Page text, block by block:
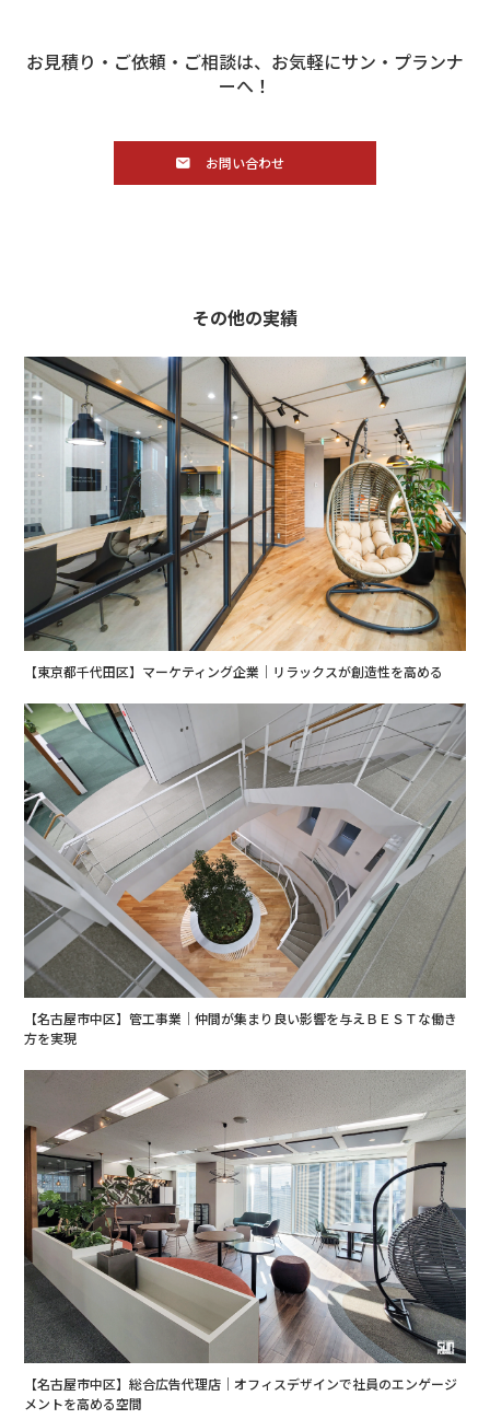
お見積り・ご依頼・ご相談は、お気軽にサン・プランナ
ーへ！
お問い合わせ
その他の実績
【東京都千代田区】マーケティング企業｜リラックスが創造性を高める
【名古屋市中区】管工事業｜仲間が集まり良い影響を与えＢＥＳＴな働き
方を実現
【名古屋市中区】総合広告代理店｜オフィスデザインで社員のエンゲージ
メントを高める空間